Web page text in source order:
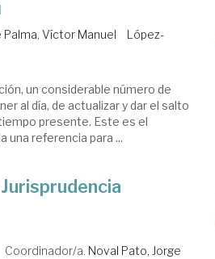
Palma, Víctor Manuel
López-
un considerable número de
al día, de actualizar y dar el salto
presente. Este es el
una referencia para ...
Coordinador/a. Noval Pato, Jorge